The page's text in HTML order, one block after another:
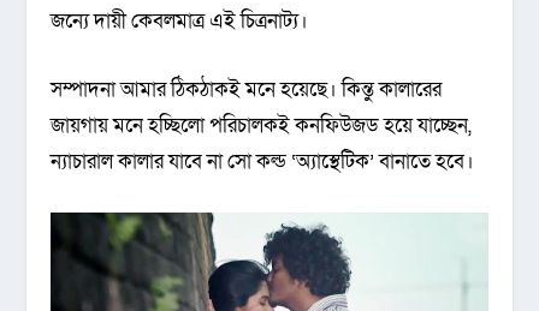
জন্যে দায়ী কেবলমাত্র এই চিত্রনাট্য।
সম্পাদনা আমার ঠিকঠাকই মনে হয়েছে। কিন্তু কালারের
জায়গায় মনে হচ্ছিলো পরিচালকই কনফিউজড হয়ে যাচ্ছেন,
ন্যাচারাল কালার যাবে না সো কল্ড ‘অ্যাস্থেটিক’ বানাতে হবে।